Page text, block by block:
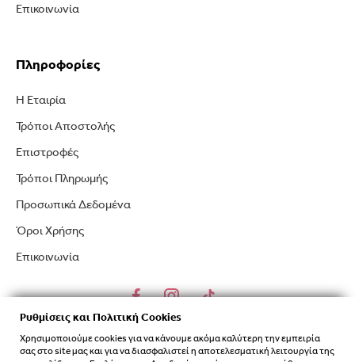
Επικοινωνία
Πληροφορίες
Η Εταιρία
Τρόποι Αποστολής
Επιστροφές
Τρόποι Πληρωμής
Προσωπικά Δεδομένα
Όροι Χρήσης
Επικοινωνία
Ρυθμίσεις και Πολιτική Cookies
Χρησιμοποιούμε cookies για να κάνουμε ακόμα καλύτερη την εμπειρία
σας στο site μας και για να διασφαλιστεί η αποτελεσματική λειτουργία της